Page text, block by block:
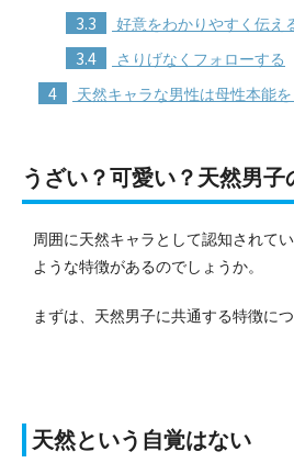
3.3 好意をわかりやすく伝え
3.4 さりげなくフォローする
4 天然キャラな男性は母性本能を
うざい？可愛い？天然男子
周囲に天然キャラとして認知されて
ような特徴があるのでしょうか。
まずは、天然男子に共通する特徴に
天然という自覚はない